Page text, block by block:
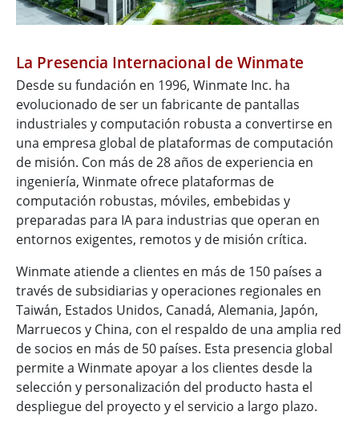
La Presencia Internacional de Winmate
Desde su fundación en 1996, Winmate Inc. ha
evolucionado de ser un fabricante de pantallas
industriales y computación robusta a convertirse en
una empresa global de plataformas de computación
de misión. Con más de 28 años de experiencia en
ingeniería, Winmate ofrece plataformas de
computación robustas, móviles, embebidas y
preparadas para IA para industrias que operan en
entornos exigentes, remotos y de misión crítica.
Winmate atiende a clientes en más de 150 países a
través de subsidiarias y operaciones regionales en
Taiwán, Estados Unidos, Canadá, Alemania, Japón,
Marruecos y China, con el respaldo de una amplia red
de socios en más de 50 países. Esta presencia global
permite a Winmate apoyar a los clientes desde la
selección y personalización del producto hasta el
despliegue del proyecto y el servicio a largo plazo.